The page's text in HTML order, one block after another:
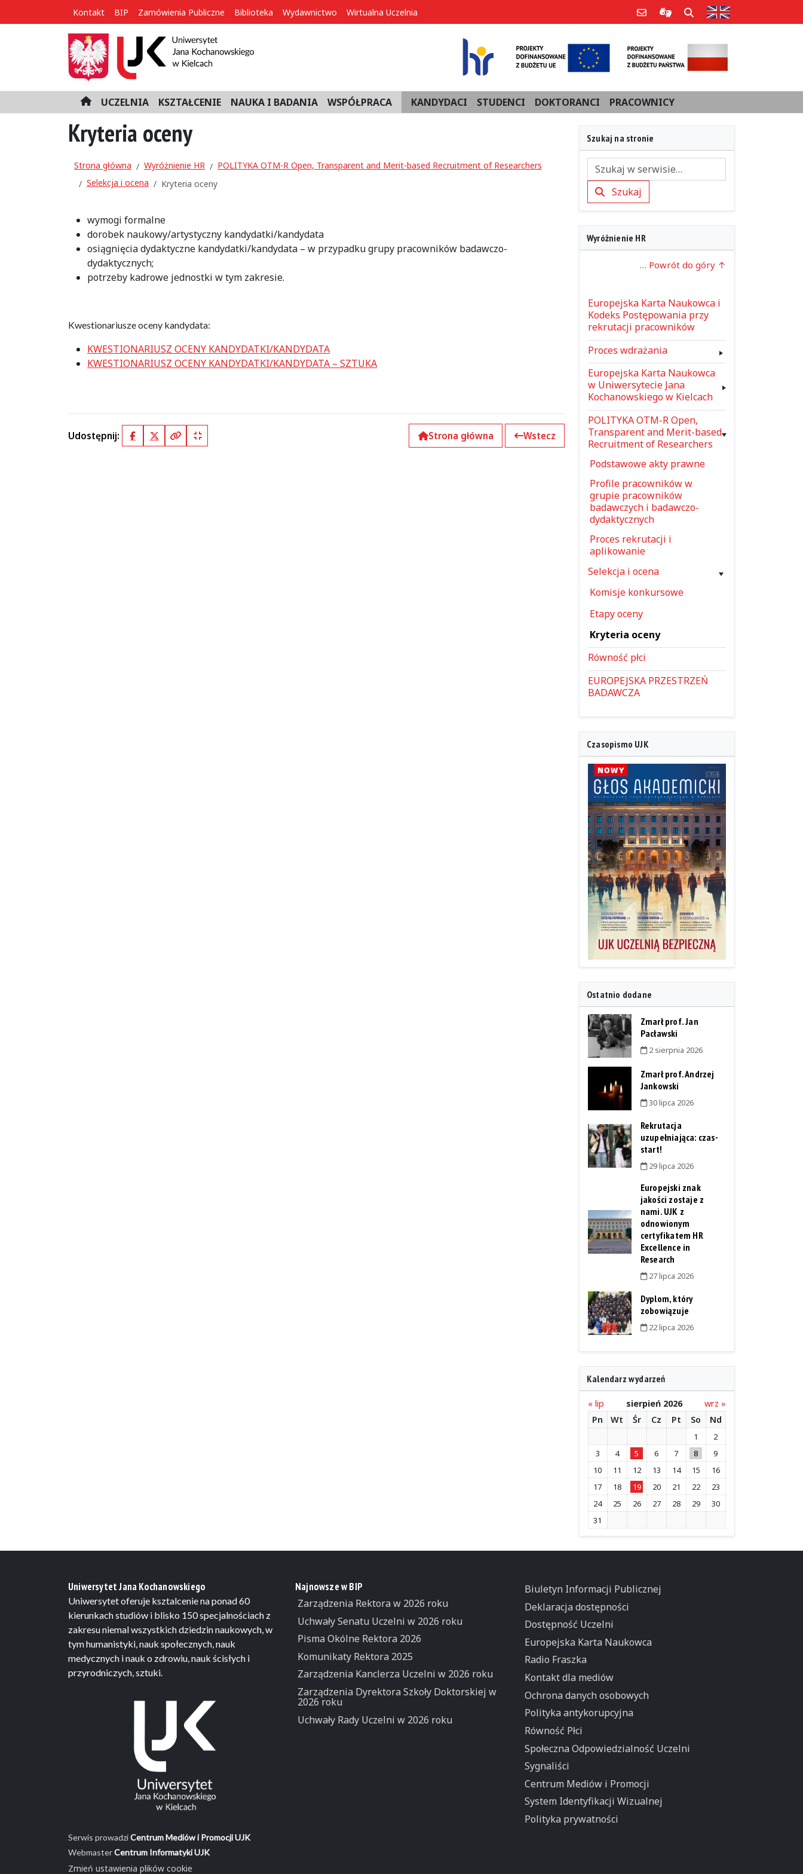
Kontakt BIP Zamówienia Publiczne Biblioteka Wydawnictwo Wirtualna Uczelnia Poczta e-mailInformacje dla użytkowników
Szukaj Strona w języku
H
o
m
e
UCZELNIA KSZTAŁCENIE NAUKA I BADANIA WSPÓŁPRACA KANDYDACI STUDENCI DOKTORANCI PRACOWNICY
Kryteria oceny
Strona główna Wyróżnienie HR
POLITYKA OTM-R Open, Transparent and Merit-based Recruitment of Researchers
Selekcja i ocena
Kryteria oceny
wymogi formalne
dorobek naukowy/artystyczny kandydatki/kandydata
osiągnięcia dydaktyczne kandydatki/kandydata – w przypadku grupy pracowników badawczo-
dydaktycznych;
potrzeby kadrowe jednostki w tym zakresie.
Kwestionariusze oceny kandydata:
KWESTIONARIUSZ OCENY KANDYDATKI/KANDYDATA
KWESTIONARIUSZ OCENY KANDYDATKI/KANDYDATA – SZTUKA
Udostępnij: FacebookX (Twitter)
Kopiuj pełny link
Kopiuj krótki link Strona główna Wstecz
Szukaj na stronie
SzukajSzukaj
Wyróżnienie HR
… Powrót do góry
Europejska Karta Naukowca i
Kodeks Postępowania przy
rekrutacji pracowników
Proces wdrażania
Europejska Karta Naukowca
w Uniwersytecie Jana
Kochanowskiego w Kielcach
POLITYKA OTM-R Open,
Transparent and Merit-based
Recruitment of Researchers
Podstawowe akty prawne
Profile pracowników w
grupie pracowników
badawczych i badawczo-
dydaktycznych
Proces rekrutacji i
aplikowanie
Selekcja i ocena
Komisje konkursowe
Etapy oceny
Kryteria oceny
Równość płci
EUROPEJSKA PRZESTRZEŃ
BADAWCZA
Czasopismo UJK
Ostatnio dodane
Zmarł prof. Jan
Pacławski
2 sierpnia 2026
Zmarł prof. Andrzej
Jankowski
30 lipca 2026
Rekrutacja
uzupełniająca: czas-
start!
29 lipca 2026
Europejski znak
jakości zostaje z
nami. UJK z
odnowionym
certyfikatem HR
Excellence in
Research
27 lipca 2026
Dyplom, który
zobowiązuje
22 lipca 2026
Kalendarz wydarzeń
« lip sierpień 2026
wrz »
Pn
Wt Śr Cz Pt So Nd
1
2
3
4 5 6 7 8
9
10
11 12 13 14 15
16
17
18 19 20 21 22
23
24
25 26 27 28 29
30
31
Uniwersytet Jana Kochanowskiego
Uniwersytet oferuje ksztalcenie na ponad 60
kierunkach studiów i blisko 150 specjalnościach z
zakresu niemal wszystkich dziedzin naukowych, w
tym humanistyki, nauk społecznych, nauk
medycznych i nauk o zdrowiu, nauk ścisłych i
przyrodniczych, sztuki.
Serwis prowadziCentrum Mediów i Promocji UJK
WebmasterCentrum Informatyki UJK
Zmień ustawienia plików cookie
Najnowsze w BIP
Zarządzenia Rektora w 2026 roku
Uchwały Senatu Uczelni w 2026 roku
Pisma Okólne Rektora 2026
Komunikaty Rektora 2025
Zarządzenia Kanclerza Uczelni w 2026 roku
Zarządzenia Dyrektora Szkoły Doktorskiej w
2026 roku
Uchwały Rady Uczelni w 2026 roku
Biuletyn Informacji Publicznej
Deklaracja dostępności
Dostępność Uczelni
Europejska Karta Naukowca
Radio Fraszka
Kontakt dla mediów
Ochrona danych osobowych
Polityka antykorupcyjna
Równość Płci
Społeczna Odpowiedzialność Uczelni
Sygnaliści
Centrum Mediów i Promocji
System Identyfikacji Wizualnej
Polityka prywatności